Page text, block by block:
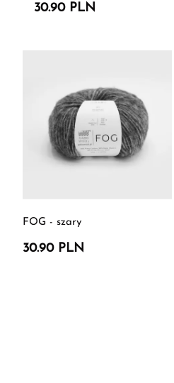
30.90 PLN
FOG - szary
30.90 PLN